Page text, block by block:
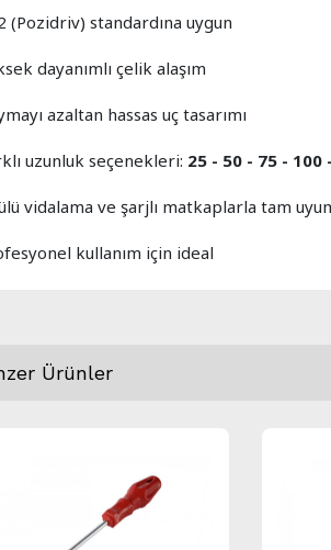
(Pozidriv) standardına uygun
dayanımlı çelik alaşım
azaltan hassas uç tasarımı
uzunluk seçenekleri: 25 - 50 - 75 - 100
vidalama ve şarjlı matkaplarla tam
kullanım için ideal
Ürünler